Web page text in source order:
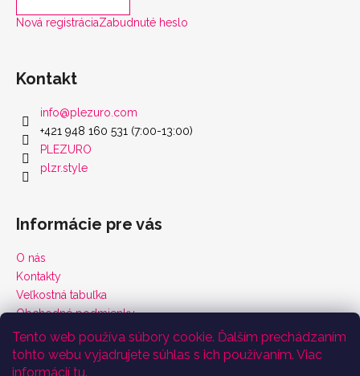
Tento web používa súbory cookie. Ďalším prechádzaním
tohto webu vyjadrujete súhlas s ich používaním. Viac
informácií tu.
Nová registráciaZabudnuté heslo
Kontakt
info@plezuro.com
+421 948 160 531 (7:00-13:00)
PLEZURO
plzr.style
Informácie pre vás
O nás
Kontakty
Veľkostná tabuľka
Obchodné podmienky
Vrátenie tovaru a reklamácie
Podmienky ochrany osobných údajov
Certifikáty